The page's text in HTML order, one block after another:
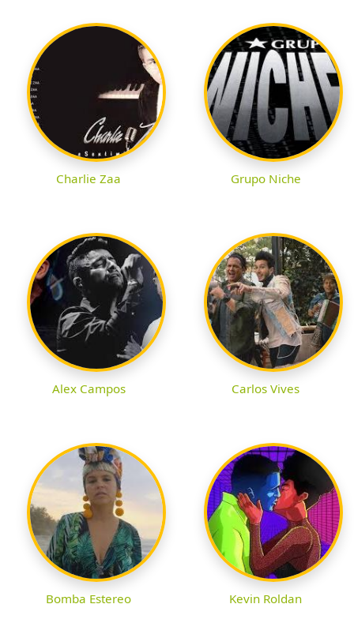
Charlie Zaa Grupo Niche
Alex Campos Carlos Vives
Bomba Estereo Kevin Roldan